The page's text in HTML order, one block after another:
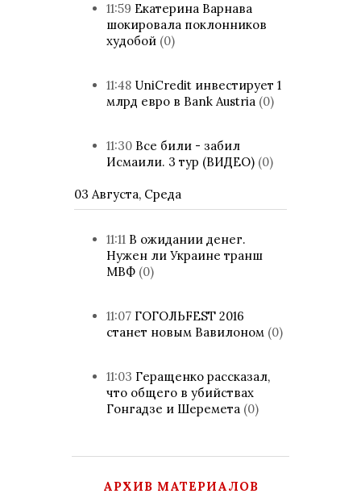
11:59 Екатерина Варнава
шокировала поклонников
худобой (0)
11:48 UniCredit инвестирует 1
млрд евро в Bank Austria (0)
11:30 Все били - забил
Исмаили. 3 тур (ВИДЕО) (0)
03 Августа, Среда
11:11 В ожидании денег.
Нужен ли Украине транш
МВФ (0)
11:07 ГОГОЛЬFEST 2016
станет новым Вавилоном (0)
11:03 Геращенко рассказал,
что общего в убийствах
Гонгадзе и Шеремета (0)
АРХИВ МАТЕРИАЛОВ